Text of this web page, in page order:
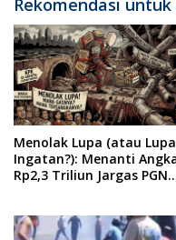
Rekomendasi
Menolak Lupa (atau Lupa
Ingatan?): Menanti
Rp2,3 Triliun Jargas PGN